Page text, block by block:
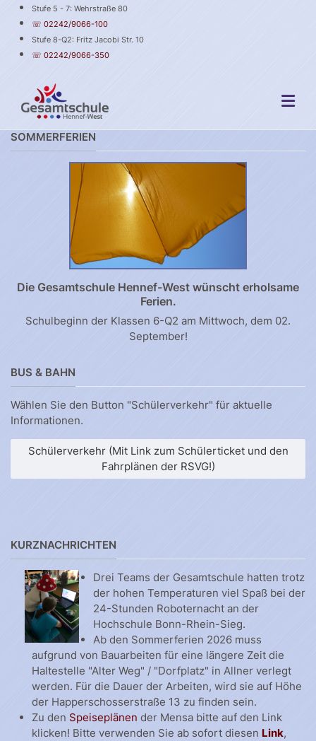
Stufe 5 - 7: Wehrstraße 80
☏ 02242/9066-100
Stufe 8-Q2: Fritz Jacobi Str. 10
☏ 02242/9066-350
SOMMERFERIEN
Die Gesamtschule Hennef-West wünscht erholsame
Ferien.
Schulbeginn der Klassen 6-Q2 am Mittwoch, dem 02.
September!
BUS & BAHN
Wählen Sie den Button "Schülerverkehr" für aktuelle
Informationen.
Schülerverkehr (Mit Link zum Schülerticket und den
Fahrplänen der RSVG!)
KURZNACHRICHTEN
Drei Teams der Gesamtschule hatten trotz
der hohen Temperaturen viel Spaß bei der
24-Stunden Roboternacht an der
Hochschule Bonn-Rhein-Sieg.
Ab den Sommerferien 2026 muss
aufgrund von Bauarbeiten für eine längere Zeit die
Haltestelle "Alter Weg" / "Dorfplatz" in Allner verlegt
werden. Für die Dauer der Arbeiten, wird sie auf Höhe
der Happerschosserstraße 13 zu finden sein.
Zu den Speiseplänen der Mensa bitte auf den Link
klicken! Bitte verwenden Sie ab sofort diesen Link,